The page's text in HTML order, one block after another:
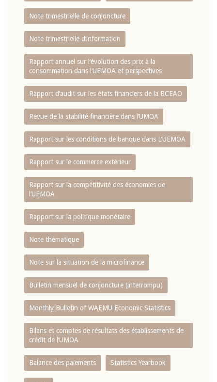
Note trimestrielle de conjoncture
Note trimestrielle d‘information
Rapport annuel sur l‘évolution des prix à la
consommation dans l‘UEMOA et perspectives
Rapport d‘audit sur les états financiers de la BCEAO
Revue de la stabilité financière dans l‘UMOA
Rapport sur les conditions de banque dans L‘UEMOA
Rapport sur le commerce extérieur
Rapport sur la compétitivité des économies de
l‘UEMOA
Rapport sur la politique monétaire
Note thématique
Note sur la situation de la microfinance
Bulletin mensuel de conjoncture (interrompu)
Monthly Bulletin of WAEMU Economic Statistics
Bilans et comptes de résultats des établissements de
crédit de l‘UMOA
Balance des paiements Statistics Yearbook